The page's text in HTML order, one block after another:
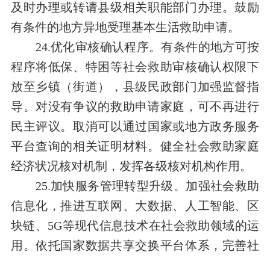
及时办理或转请县级相关职能部门办理。鼓励
有条件的地方异地受理基本生活救助申请。
24.优化审核确认程序。有条件的地方可按
程序将低保、特困等社会救助审核确认权限下
放至乡镇（街道），县级民政部门加强监督指
导。对没有争议的救助申请家庭，可不再进行
民主评议。取消可以通过国家或地方政务服务
平台查询的相关证明材料。健全社会救助家庭
经济状况核对机制，发挥各级核对机构作用。
25.加快服务管理转型升级。加强社会救助
信息化，推进互联网、大数据、人工智能、区
块链、5G等现代信息技术在社会救助领域的运
用。依托国家数据共享交换平台体系，完善社